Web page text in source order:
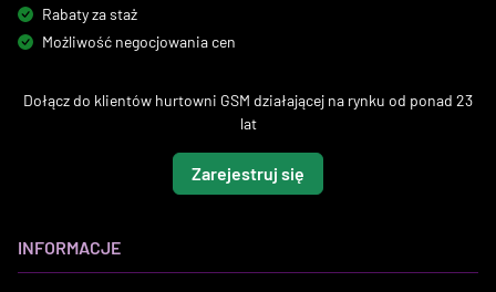
Rabaty za staż
Możliwość negocjowania cen
Dołącz do klientów hurtowni GSM działającej na rynku od ponad 23
lat
Zarejestruj się
INFORMACJE